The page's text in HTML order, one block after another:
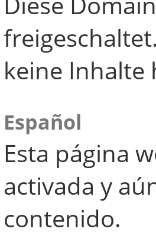
keine Inhalte
Español
Esta página
activada y
contenido.